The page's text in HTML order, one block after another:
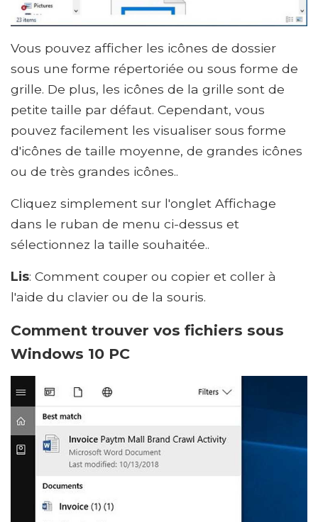
Vous pouvez afficher les icônes de dossier
sous une forme répertoriée ou sous forme de
grille. De plus, les icônes de la grille sont de
petite taille par défaut. Cependant, vous
pouvez facilement les visualiser sous forme
d'icônes de taille moyenne, de grandes icônes
ou de très grandes icônes..
Cliquez simplement sur l'onglet Affichage
dans le ruban de menu ci-dessus et
sélectionnez la taille souhaitée..
Lis: Comment couper ou copier et coller à
l'aide du clavier ou de la souris.
Comment trouver vos fichiers sous
Windows 10 PC